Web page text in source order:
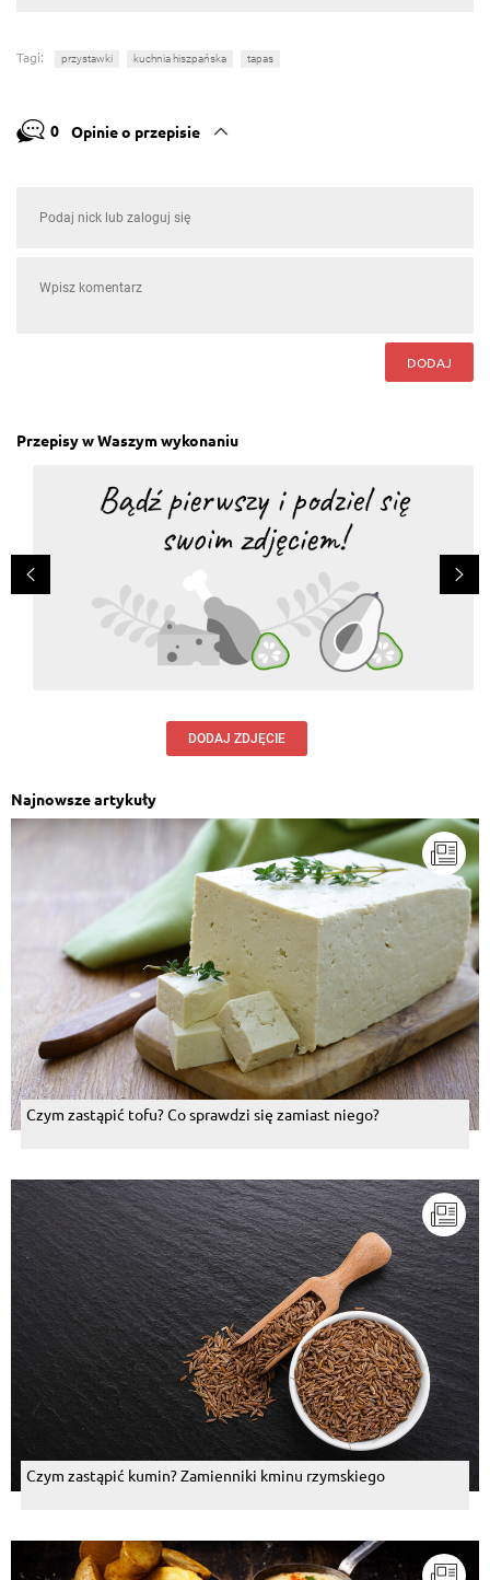
Tagi: przystawki kuchnia hiszpańska tapas
0 Opinie o przepisie
DODAJ
Przepisy w Waszym wykonaniu
DODAJ ZDJĘCIE
Najnowsze artykuły
Czym zastąpić tofu? Co sprawdzi się zamiast niego?
Czym zastąpić kumin? Zamienniki kminu rzymskiego